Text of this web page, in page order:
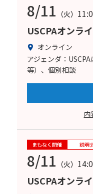
8/11 （火）
USCPAオンラ
オンライン
アジェンダ：
等）、個別相談
まもなく開催 説明
8/11 （火）
USCPAオンラ